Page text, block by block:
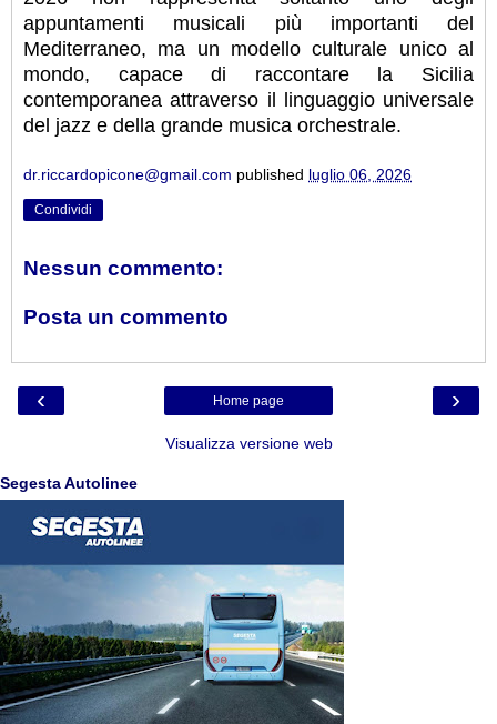
appuntamenti musicali più importanti del
Mediterraneo, ma un modello culturale unico al
mondo, capace di raccontare la Sicilia
contemporanea attraverso il linguaggio universale
del jazz e della grande musica orchestrale.
dr.riccardopicone@gmail.com published luglio 06, 2026
Condividi
Nessun commento:
Posta un commento
‹ ›
Home page
Visualizza versione web
Segesta Autolinee